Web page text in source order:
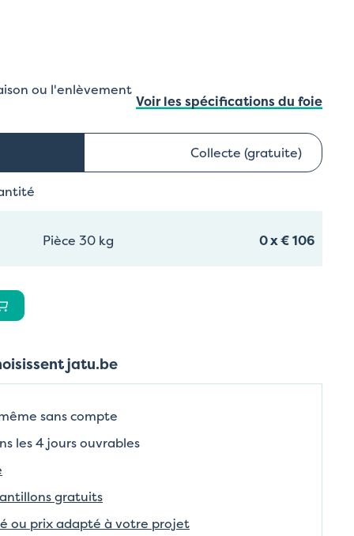
ou l'enlèvement
Voir les spécifications du foie
Collecte (gratuite)
Pièce 30 kg 0x€ 106
jatu.be
sans compte
les 4 jours ouvrables
gratuits
ou prix adapté à votre projet